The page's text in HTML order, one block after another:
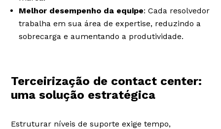
Melhor desempenho da equipe: Cada resolvedor
trabalha em sua área de expertise, reduzindo a
sobrecarga e aumentando a produtividade.
Terceirização de contact center:
uma solução estratégica
Estruturar níveis de suporte exige tempo,